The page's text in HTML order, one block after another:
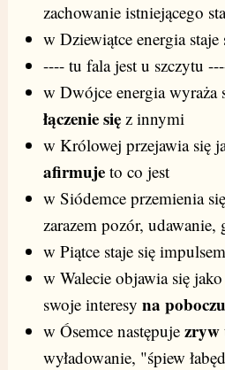
zachowanie istniejącego
w Dziewiątce energia staje
---- tu fala jest u szczytu
w Dwójce energia wyraża
łączenie sięz innymi
w Królowej przejawia się
afirmujeto co jest
w Siódemce przemienia
zarazem pozór, udawanie,
w Piątce staje się impulsem
w Walecie objawia się jako
swoje interesy na poboczu
w Ósemce następuje zryw
wyładowanie, "śpiew